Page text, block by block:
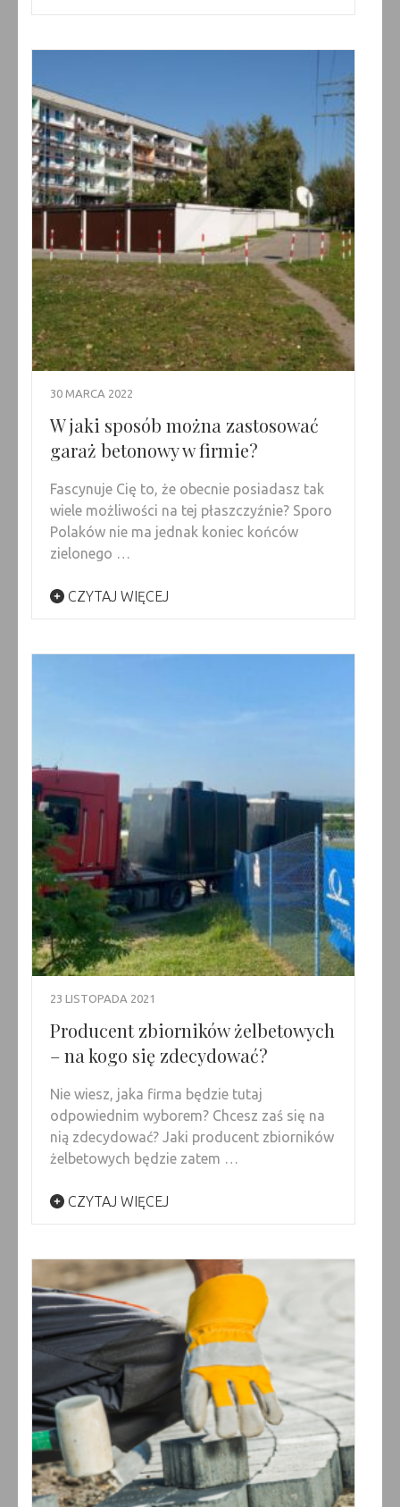
30 MARCA 2022
W jaki sposób można zastosować
garaż betonowy w firmie?
Fascynuje Cię to, że obecnie posiadasz tak
wiele możliwości na tej płaszczyźnie? Sporo
Polaków nie ma jednak koniec końców
zielonego …
CZYTAJ WIĘCEJ
23 LISTOPADA 2021
Producent zbiorników żelbetowych
– na kogo się zdecydować?
Nie wiesz, jaka firma będzie tutaj
odpowiednim wyborem? Chcesz zaś się na
nią zdecydować? Jaki producent zbiorników
żelbetowych będzie zatem …
CZYTAJ WIĘCEJ